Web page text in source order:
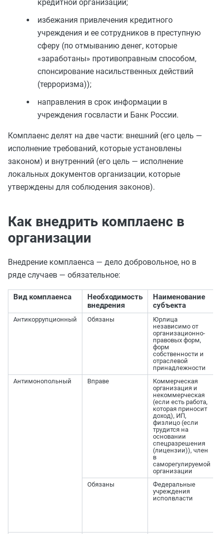
кредитной организации;
избежания привлечения кредитного
учреждения и ее сотрудников в преступную
сферу (по отмыванию денег, которые
«заработаны» противоправным способом,
спонсирование насильственных действий
(терроризма));
направления в срок информации в
учреждения госвласти и Банк России.
Комплаенс делят на две части: внешний (его цель —
исполнение требований, которые установлены
законом) и внутренний (его цель — исполнение
локальных документов организации, которые
утверждены для соблюдения законов).
Как внедрить комплаенс в
организации
Внедрение комплаенса — дело добровольное, но в
ряде случаев — обязательное:
Вид комплаенса
Необходимость
внедрения
Наименование
субъекта
Антикоррупционный Обязаны
Юрлица
независимо от
организационно-
правовых форм,
форм
собственности и
отраслевой
принадлежности
Антимонопольный
Вправе
Коммерческая
организация и
некоммерческая
(если есть работа,
которая приносит
доход), ИП,
физлицо (если
трудится на
основании
спецразрешения
(лицензии)), член
в
саморегулируемой
организации
Обязаны
Федеральные
учреждения
исполвласти